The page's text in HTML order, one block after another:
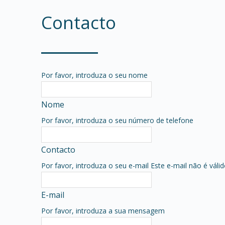
Contacto
Por favor, introduza o seu nome
Nome
Por favor, introduza o seu número de telefone
Contacto
Por favor, introduza o seu e-mail Este e-mail não é
E-mail
Por favor, introduza a sua mensagem